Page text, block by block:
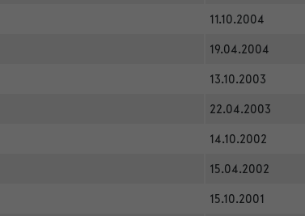
11.10.2004
19.04.2004
13.10.2003
22.04.2003
14.10.2002
15.04.2002
15.10.2001